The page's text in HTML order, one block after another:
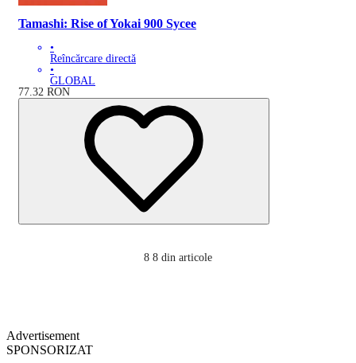
Tamashi: Rise of Yokai 900 Sycee
•
Reîncărcare directă
•
GLOBAL
77.32 RON
8 8 din articole
Advertisement
SPONSORIZAT